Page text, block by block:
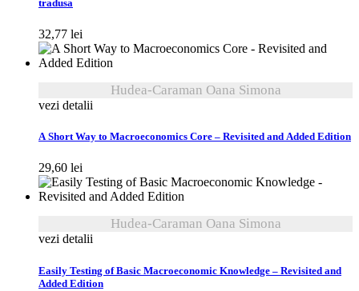
tradusa
32,77 lei
Hudea-Caraman Oana Simona
vezi detalii
A Short Way to Macroeconomics Core – Revisited and Added Edition
29,60 lei
Hudea-Caraman Oana Simona
vezi detalii
Easily Testing of Basic Macroeconomic Knowledge – Revisited and
Added Edition